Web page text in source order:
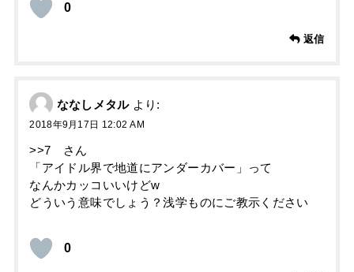
0
返信
ななしメタル より:
2018年9月17日 12:02 AM
>>7 さん
「アイドル界で地道にアンダーカバー」って
なんかカッコいいけどw
どういう意味でしょう？浅学ものにご教示ください
0